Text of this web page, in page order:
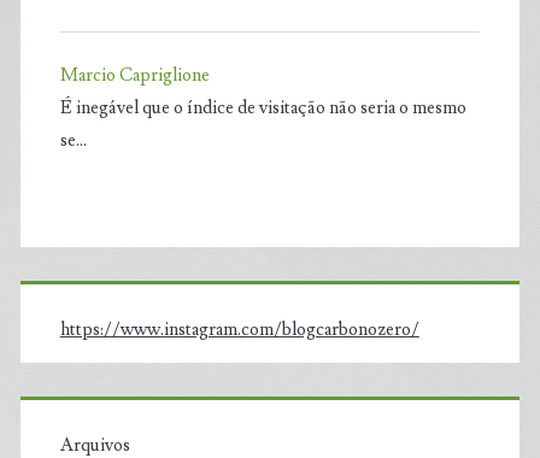
Marcio Capriglione
É inegável que o índice de visitação não seria o mesmo
se…
https://www.instagram.com/blogcarbonozero/
Arquivos